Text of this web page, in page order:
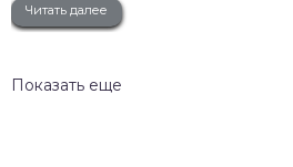
Читать далее
Показать еще